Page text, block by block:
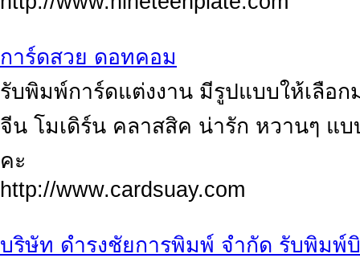
การ์ดสวย ดอทคอม
รับพิมพ์การ์ดแต่งงาน มีรูปแบบให้เลือ
จีน โมเดิร์น คลาสสิค น่ารัก หวานๆ แ
คะ
http://www.cardsuay.com
บริษัท ดำรงชัยการพิมพ์ จำกัด รับพิมพ์